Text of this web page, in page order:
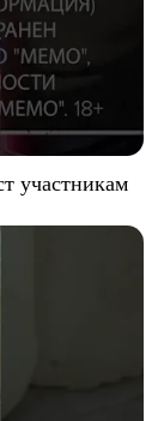
участникам